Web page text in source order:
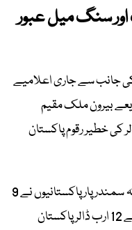
سنگ میل عبور
جانب سے جاری اعلامیے
بیرون ملک مقیم
مجموعی طور پر 12 ارب ڈالر کی خطیر رقوم پاکستان
اسٹیٹ بینک آف پاکستان کا کہنا ہے کہ سمندر پار پاکستانیوں نے 9
لاکھ سے زائد روشن ڈیجیٹل اکائونٹس سے 12 ارب ڈالر پاکستان